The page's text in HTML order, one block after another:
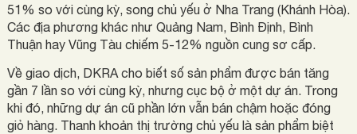
51% so với cùng kỳ, song chủ yếu ở Nha Trang (Khánh Hòa).
Các địa phương khác như Quảng Nam, Bình Định, Bình
Thuận hay Vũng Tàu chiếm 5-12% nguồn cung sơ cấp.
Về giao dịch, DKRA cho biết số sản phẩm được bán tăng
gần 7 lần so với cùng kỳ, nhưng cục bộ ở một dự án. Trong
khi đó, những dự án cũ phần lớn vẫn bán chậm hoặc đóng
giỏ hàng. Thanh khoản thị trường chủ yếu là sản phẩm biệt